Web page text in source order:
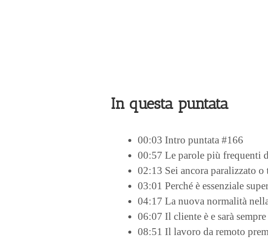
In questa puntata
00:03 Intro puntata #166
00:57 Le parole più frequenti
02:13 Sei ancora paralizzato
03:01 Perché è essenziale
04:17 La nuova normalità
06:07 Il cliente è e sarà
08:51 Il lavoro da remoto